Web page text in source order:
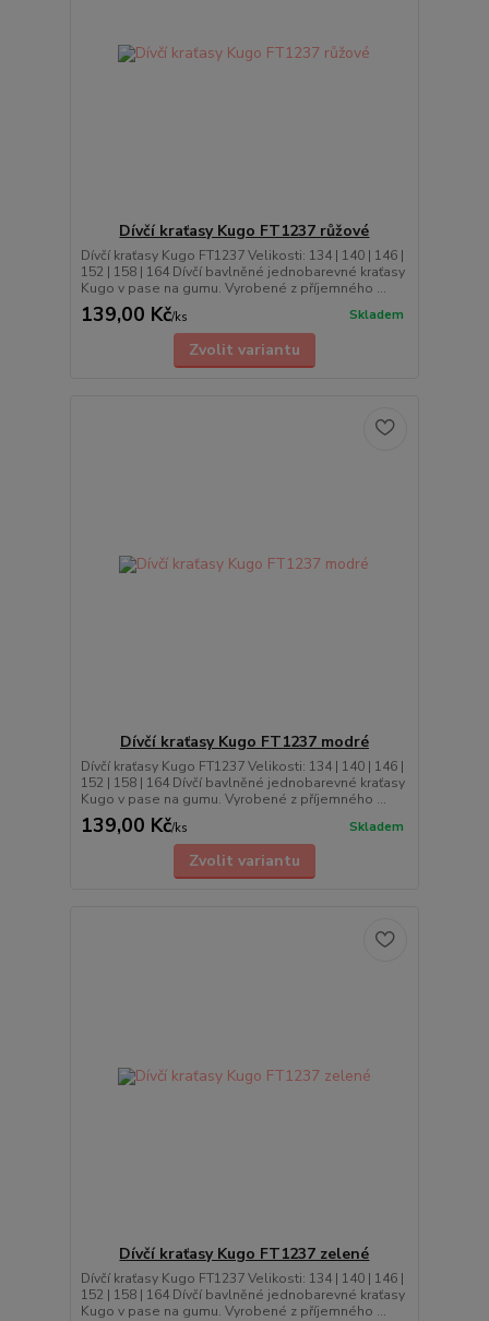
Dívčí kraťasy Kugo FT1237 růžové
Dívčí kraťasy Kugo FT1237 Velikosti: 134 | 140 | 146 |
152 | 158 | 164 Dívčí bavlněné jednobarevné kraťasy
Kugo v pase na gumu. Vyrobené z příjemného ...
139,00 Kč/ks Skladem
Zvolit variantu
Dívčí kraťasy Kugo FT1237 modré
Dívčí kraťasy Kugo FT1237 Velikosti: 134 | 140 | 146 |
152 | 158 | 164 Dívčí bavlněné jednobarevné kraťasy
Kugo v pase na gumu. Vyrobené z příjemného ...
139,00 Kč/ks Skladem
Zvolit variantu
Dívčí kraťasy Kugo FT1237 zelené
Dívčí kraťasy Kugo FT1237 Velikosti: 134 | 140 | 146 |
152 | 158 | 164 Dívčí bavlněné jednobarevné kraťasy
Kugo v pase na gumu. Vyrobené z příjemného ...